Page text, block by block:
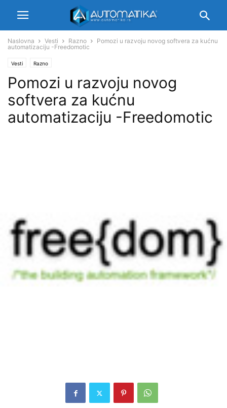
Naslovna Vesti Razno
Pomozi u razvoju novog softvera za kućnu
automatizaciju -Freedomotic
Vesti Razno
Pomozi u razvoju novog
softvera za kućnu
automatizaciju -Freedomotic